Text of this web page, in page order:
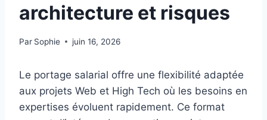
architecture et risques
Par Sophie juin 16, 2026
Le portage salarial offre une flexibilité adaptée
aux projets Web et High Tech où les besoins en
expertises évoluent rapidement. Ce format